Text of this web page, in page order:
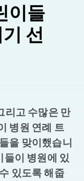
이들
선
리고 수많은 만
병원 연례 트
을 맞이했습니
들이 병원에 있
있도록 해줍